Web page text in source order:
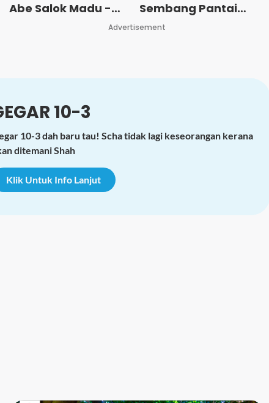
Abe Salok Madu -
Radio Station [BM]
Sembang Pantai
Timur - Radio
Advertisement
10-3
10-3 dah baru tau! Scha tidak lagi keseorangan kerana
ditemani Shah​
Klik Untuk Info Lanjut